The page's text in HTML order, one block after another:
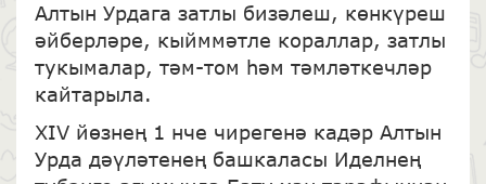
Алтын Урдага затлы бизәлеш, көнкүреш
әйберләре, кыйммәтле кораллар, затлы
тукымалар, тәм-том һәм тәмләткечләр
кайтарыла.
XIV йөзнең 1 нче чирегенә кадәр Алтын
Урда дәүләтенең башкаласы Иделнең